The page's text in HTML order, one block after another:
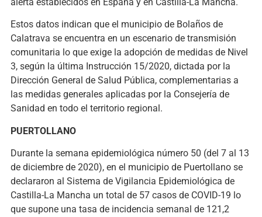
Estos datos indican que el municipio de Bolaños de
Calatrava se encuentra en un escenario de transmisión
comunitaria lo que exige la adopción de medidas de Nivel
3, según la última Instrucción 15/2020, dictada por la
Dirección General de Salud Pública, complementarias a
las medidas generales aplicadas por la Consejería de
Sanidad en todo el territorio regional.
PUERTOLLANO
Durante la semana epidemiológica número 50 (del 7 al 13
de diciembre de 2020), en el municipio de Puertollano se
declararon al Sistema de Vigilancia Epidemiológica de
Castilla-La Mancha un total de 57 casos de COVID-19 lo
que supone una tasa de incidencia semanal de 121,2